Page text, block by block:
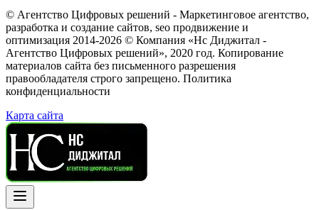
© Агентство Цифровых решений - Маркетинговое агентство,
разработка и создание сайтов, seo продвижение и
оптимизация 2014-2026 © Компания «Нс Диджитал -
Агентство Цифровых решений», 2020 год. Копирование
материалов сайта без письменного разрешения
правообладателя строго запрещено. Политика
конфиденциальности
Карта сайта